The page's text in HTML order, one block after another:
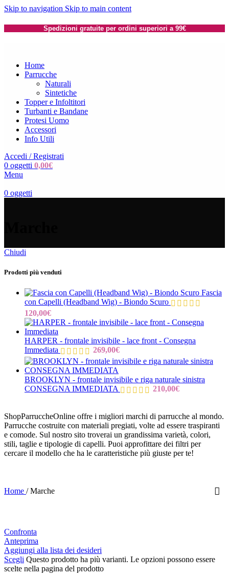
Skip to navigation Skip to main content
Spedizioni gratuite per ordini superiori a 99€
Home
Parrucche
Naturali
Sintetiche
Topper e Infoltitori
Turbanti e Bandane
Protesi Uomo
Accessori
Info Utili
Accedi / Registrati
0 oggetti 0,00€
Menu
0 oggetti
Chiudi
Prodotti più venduti
Fascia
con Capelli (Headband Wig) - Biondo Scuro
120,00€
HARPER - frontale invisibile - lace front - Consegna
Immediata
269,00€
BROOKLYN - frontale invisibile e riga naturale sinistra
CONSEGNA IMMEDIATA
210,00€
ShopParruccheOnline offre i migliori marchi di parrucche al mondo.
Parrucche costruite con materiali pregiati, volte ad essere traspiranti
e comode. Sul nostro sito troverai un grandissima varietà, colori,
stili, taglie e tipologie di capelli. Puoi approfittare dei filtri per
cercare il modello che ha le caratteristiche più giuste per te!
Home / Marche
Confronta
Anteprima
Aggiungi alla lista dei desideri
Scegli Questo prodotto ha più varianti. Le opzioni possono essere
scelte nella pagina del prodotto